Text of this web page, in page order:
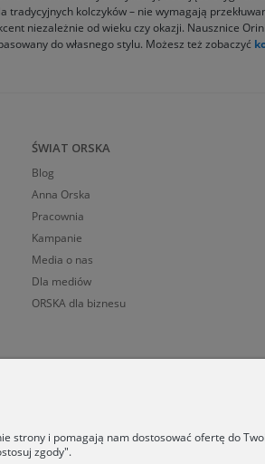
tradycyjnych kolczyków – nie wymagają
niezależnie od wieku czy okazji. Nausznice
do własnego stylu. Możesz też zobaczyć
ŚWIAT ORSKA
Blog
Anna Orska
Pracownia
Kampanie
Media o nas
Dla mediów
ORSKA dla biznesu
strony i pomagają nam dostosować ofertę do
zgody".